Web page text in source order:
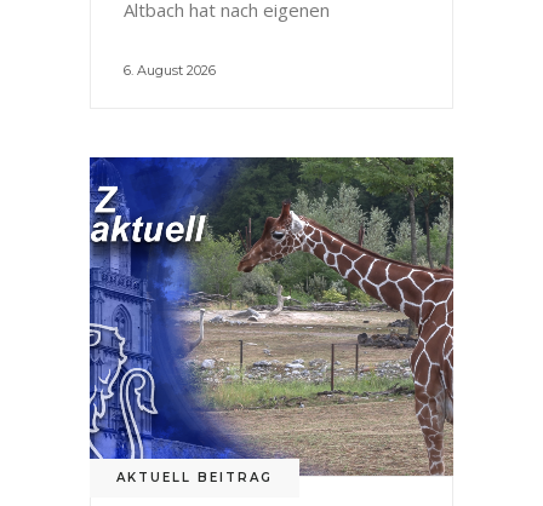
Altbach hat nach eigenen
6. August 2026
AKTUELL BEITRAG